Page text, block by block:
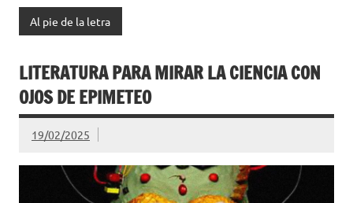
Al pie de la letra
LITERATURA PARA MIRAR LA CIENCIA CON
OJOS DE EPIMETEO
19/02/2025